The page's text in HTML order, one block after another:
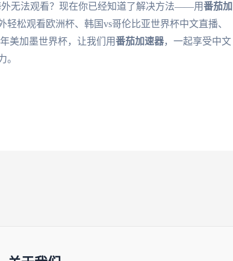
外无法观看？现在你已经知道了解决方法——用番茄加
松观看欧洲杯、韩国vs哥伦比亚世界杯中文直播、
美加墨世界杯，让我们用番茄加速器，一起享受中文
。